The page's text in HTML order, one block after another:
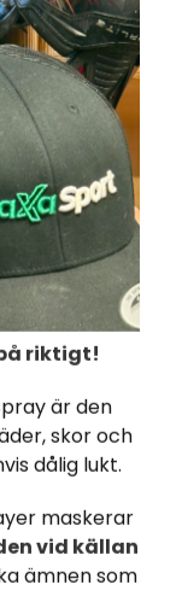
Grepplinda är en
med högsta
fastnar och
juniorspelare till
finns i
Köp 1, 5 eller 10
får bättre styckpris
vid pålindning
har en
Använd
Börja
med
helt på
klistret bättre.
Lång hållbarhet
Vikt 30 g
GS
riktigt!
är den
skor och
dålig lukt.
maskerar
vid källan
ämnen som